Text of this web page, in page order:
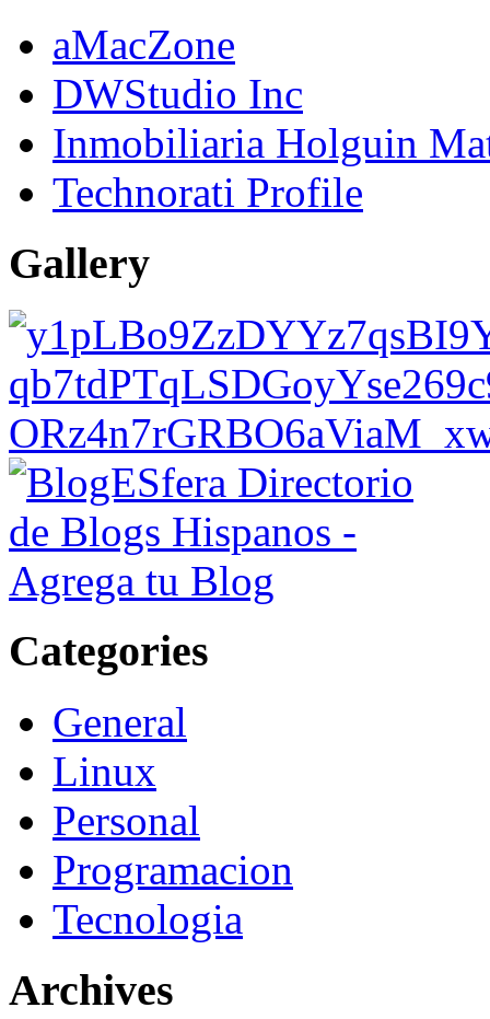
aMacZone
DWStudio Inc
Inmobiliaria Holguin
Technorati Profile
Gallery
Categories
General
Linux
Personal
Programacion
Tecnologia
Archives